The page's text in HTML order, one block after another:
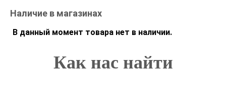
Наличие в магазинах
В данный момент товара нет в наличии.
Как нас найти